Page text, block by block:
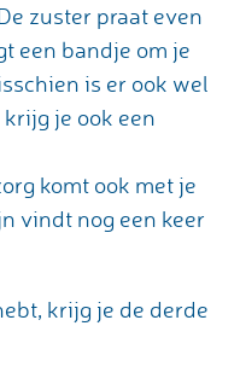
zuster praat even
een bandje om je
is er ook wel
je ook een
komt ook met je
vindt nog een keer
krijg je de derde